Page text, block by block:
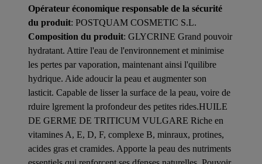
Opérateur économique responsable de la sécurité
du produit: POSTQUAM COSMETIC S.L.
Composition du produit: GLYCRINE Grand pouvoir
hydratant. Attire l'eau de l'environnement et minimise
les pertes par vaporation, maintenant ainsi l'quilibre
hydrique. Aide adoucir la peau et augmenter son
lasticit. Capable de lisser la surface de la peau, voire de
rduire lgrement la profondeur des petites rides.HUILE
DE GERME DE TRITICUM VULGARE Riche en
vitamines A, E, D, F, complexe B, minraux, protines,
acides gras et cramides. Apporte la peau des nutriments